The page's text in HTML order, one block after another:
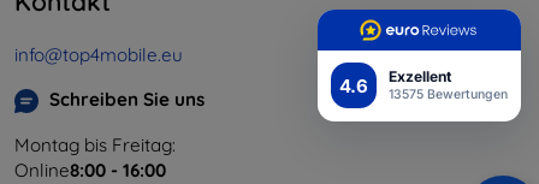
4.6 Exzellent
13575 Bewertungen
info@top4mobile.eu
Schreiben Sie uns
Montag bis Freitag:
Online8:00 - 16:00